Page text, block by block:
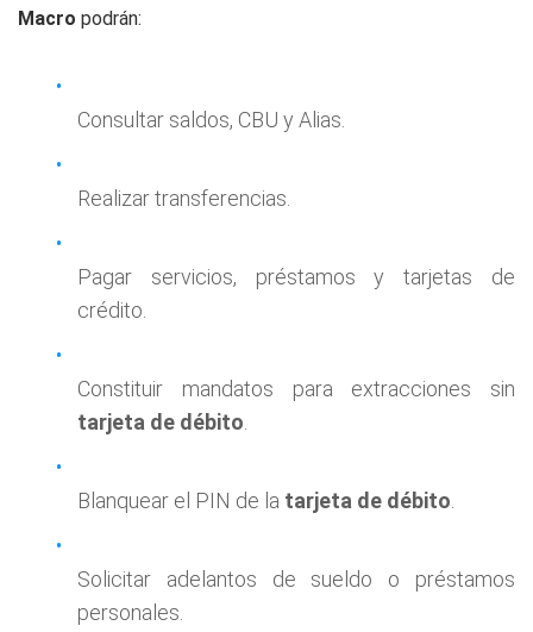
Macro podrán:
Consultar saldos, CBU y Alias.
Realizar transferencias.
Pagar servicios, préstamos y tarjetas de
crédito.
Constituir mandatos para extracciones sin
tarjeta de débito
Blanquear el PIN de la tarjeta de débito
Solicitar adelantos de sueldo o préstamos
personales.